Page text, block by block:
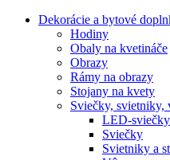
Dekorácie a bytové
Hodiny
Obaly na kvetináče
Obrazy
Rámy na obrazy
Stojany na kvety
Sviečky, svietniky,
LED-sviečky
Sviečky
Svietniky a